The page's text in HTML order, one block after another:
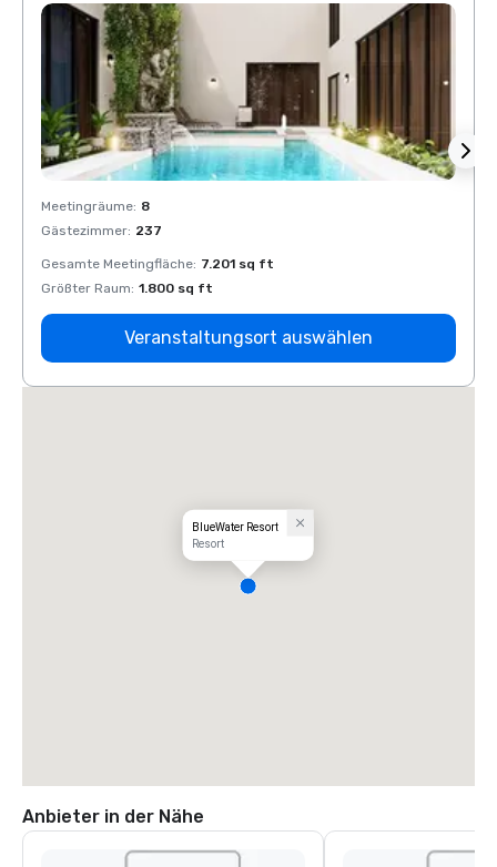
Meetingräume: 8
Gästezimmer: 237
Gesamte Meetingfläche: 7.201 sq ft
Größter Raum: 1.800 sq ft
Veranstaltungsort auswählen
BlueWater Resort
Resort
Anbieter in der Nähe